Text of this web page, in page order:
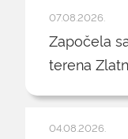
07.08.2026.
Započela
terena
04.08.2026.